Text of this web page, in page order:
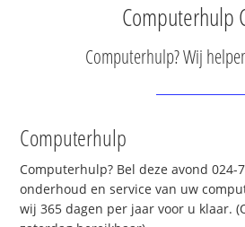
Computerhulp
Computerhulp? Wij
Computerhulp
Computerhulp? Bel deze avond 024-
onderhoud en service van uw
wij 365 dagen per jaar voor u klaar.